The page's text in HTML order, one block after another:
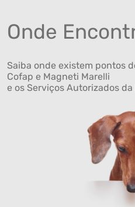
Onde
Saiba onde existem pontos
Cofap e Magneti Marelli
e os Serviços Autorizados